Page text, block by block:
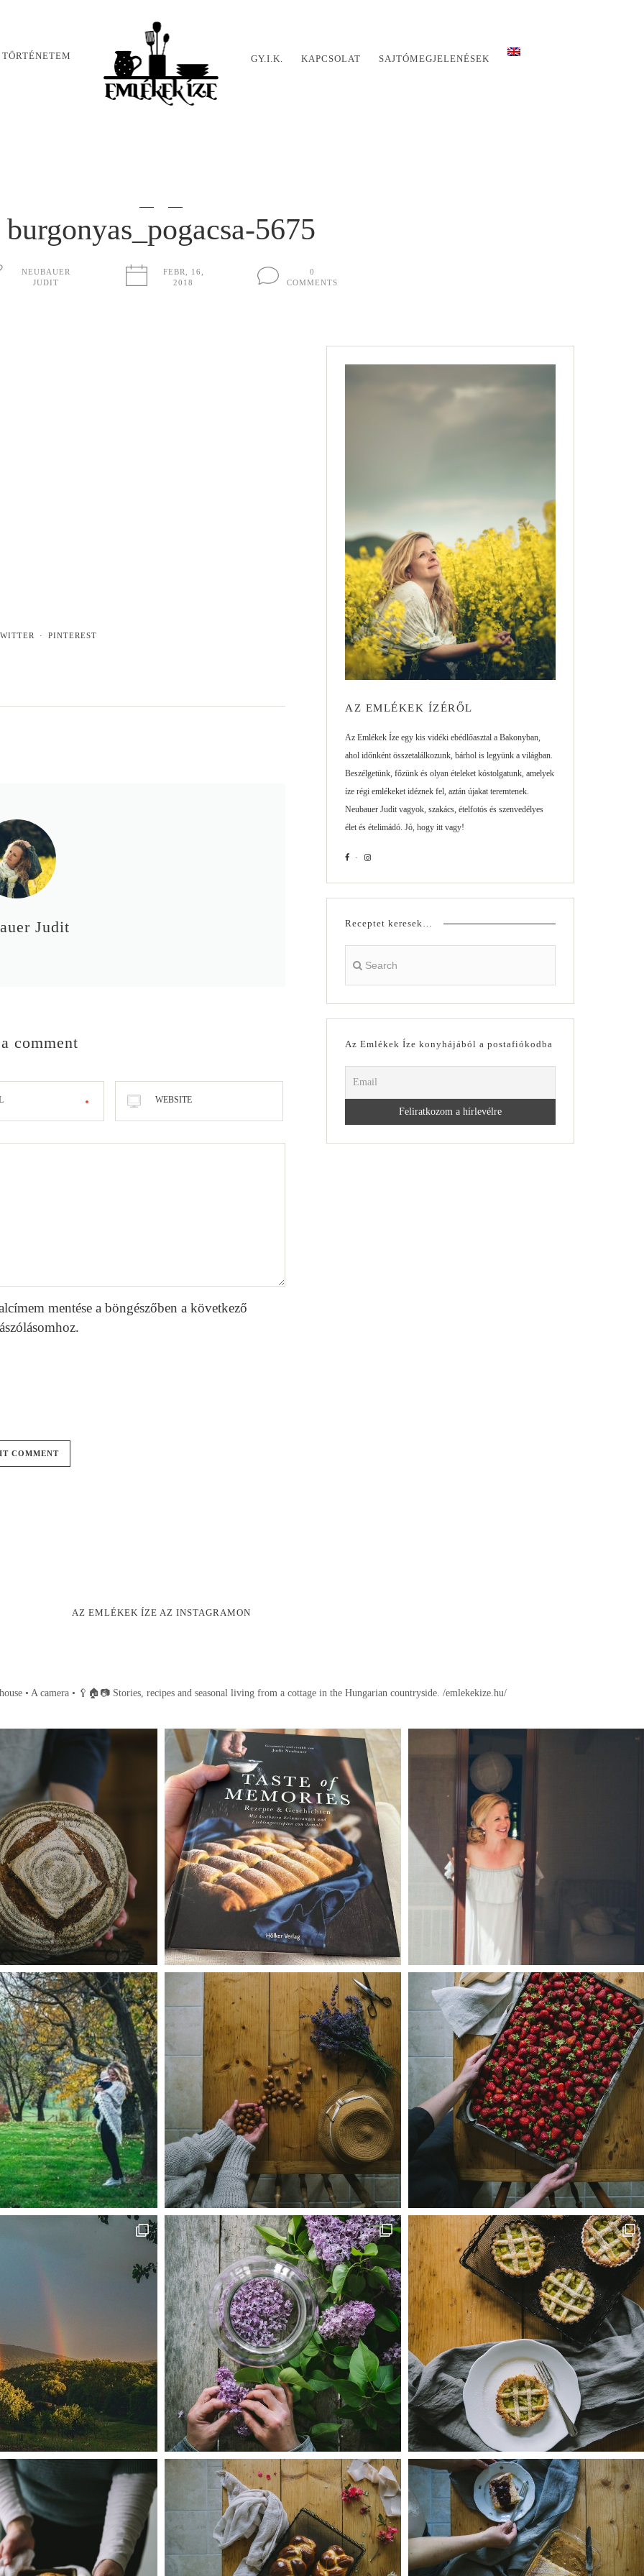
TÖRTÉNETEM GY.I.K. KAPCSOLAT SAJTÓMEGJELENÉSEK
burgonyas_pogacsa-5675
NEUBAUER
JUDIT
FEBR, 16,
2018
0
COMMENTS
PINTEREST
Judit
comment
WEBSITE
mentése a böngészőben a következő
AZ EMLÉKEK ÍZÉRŐL
Az Emlékek Íze egy kis vidéki ebédlőasztal a Bakonyban,
ahol időnként összetalálkozunk, bárhol is legyünk a világban.
Beszélgetünk, főzünk és olyan ételeket kóstolgatunk, amelyek
íze régi emlékeket idéznek fel, aztán újakat teremtenek.
Neubauer Judit vagyok, szakács, ételfotós és szenvedélyes
élet és ételimádó. Jó, hogy itt vagy!
Receptet keresek…
Az Emlékek Íze konyhájából a postafiókodba
AZ EMLÉKEK ÍZE AZ INSTAGRAMON
• A camera • 🥄🏠📷Stories, recipes and seasonal living from a cottage in the Hungarian countryside. /emlekekize.hu/